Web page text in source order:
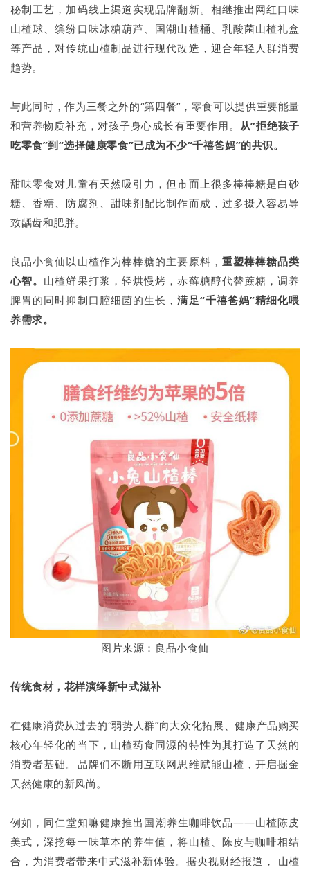
秘制工艺，加码线上渠道实现品牌翻新。相继推出网红口味
山楂球、缤纷口味冰糖葫芦、国潮山楂桶、乳酸菌山楂礼盒
等产品，对传统山楂制品进行现代改造，迎合年轻人群消费
趋势。
与此同时，作为三餐之外的“第四餐”，零食可以提供重要能量
和营养物质补充，对孩子身心成长有重要作用。 从”拒绝孩子
吃零食”到“选择健康零食”已成为不少“千禧爸妈”的共识。
甜味零食对儿童有天然吸引力，但市面上很多棒棒糖是白砂
糖、香精、防腐剂、甜味剂配比制作而成，过多摄入容易导
致龋齿和肥胖。
良品小食仙以山楂作为棒棒糖的主要原料， 重塑棒棒糖品类
心智。 山楂鲜果打浆，轻烘慢烤，赤藓糖醇代替蔗糖，调养
脾胃的同时抑制口腔细菌的生长，满足“千禧爸妈”精细化喂
养需求。
图片来源：良品小食仙
传统食材，花样演绎新中式滋补
在健康消费从过去的“弱势人群”向大众化拓展、健康产品购买
核心年轻化的当下，山楂药食同源的特性为其打造了天然的
消费者基础。品牌们不断用互联网思维赋能山楂，开启掘金
天然健康的新风尚。
例如，同仁堂知嘛健康推出国潮养生咖啡饮品——山楂陈皮
美式，深挖每一味草本的养生值，将山楂、陈皮与咖啡相结
合，为消费者带来中式滋补新体验。据央视财经报道， 山楂